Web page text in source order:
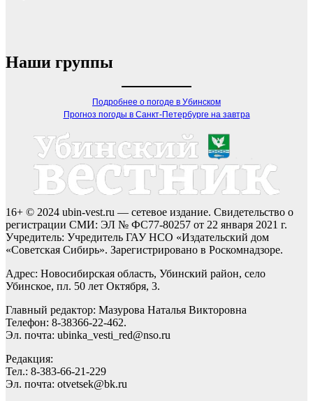
Наши группы
Подробнее о погоде в Убинском
Прогноз погоды в Санкт-Петербурге на завтра
16+ © 2024 ubin-vest.ru — сетевое издание. Свидетельство о
регистрации СМИ: ЭЛ № ФС77-80257 от 22 января 2021 г.
Учредитель: Учредитель ГАУ НСО «Издательский дом
«Советская Сибирь». Зарегистрировано в Роскомнадзоре.
Адрес: Новосибирская область, Убинский район, село
Убинское, пл. 50 лет Октября, 3.
Главный редактор: Мазурова Наталья Викторовна
Телефон: 8-38366-22-462.
Эл. почта: ubinka_vesti_red@nso.ru
Редакция:
Тел.: 8-383-66-21-229
Эл. почта: otvetsek@bk.ru